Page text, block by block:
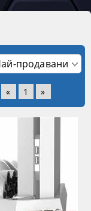
« 1 »